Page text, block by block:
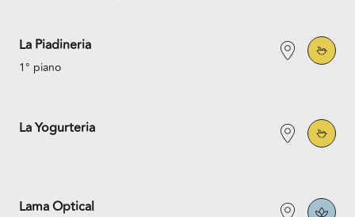
La Piadineria
1° piano
La Yogurteria
Lama Optical